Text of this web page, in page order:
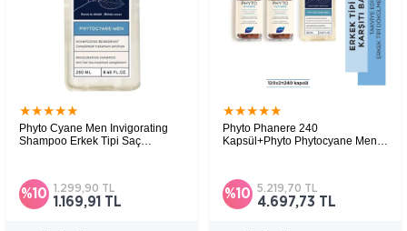
★★★★★
Phyto Cyane Men Invigorating
Shampoo Erkek Tipi Saç
%10
1.169,91 TL
1.299,90 TL
★★★★★
Phyto Phanere 240
Kapsül+Phyto Phytocyane Men
Şampuan 250Ml
%10
4.697,73 TL
5.219,70 TL